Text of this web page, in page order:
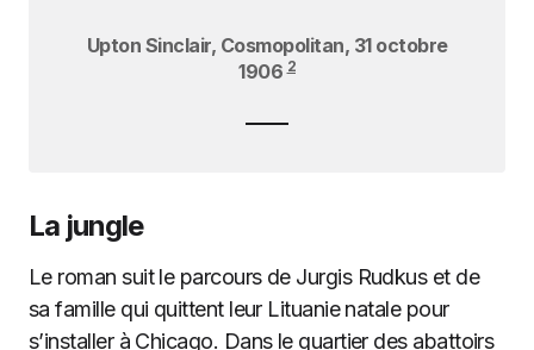
Upton Sinclair, Cosmopolitan, 31 octobre
19062
La jungle
Le roman suit le parcours de Jurgis Rudkus et de
sa famille qui quittent leur Lituanie natale pour
s’installer à Chicago. Dans le quartier des abattoirs